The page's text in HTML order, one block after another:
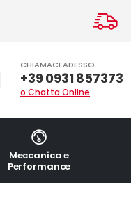
CHIAMACI ADESSO
+39 0931 857373
o Chatta Online
Meccanica e
Performance